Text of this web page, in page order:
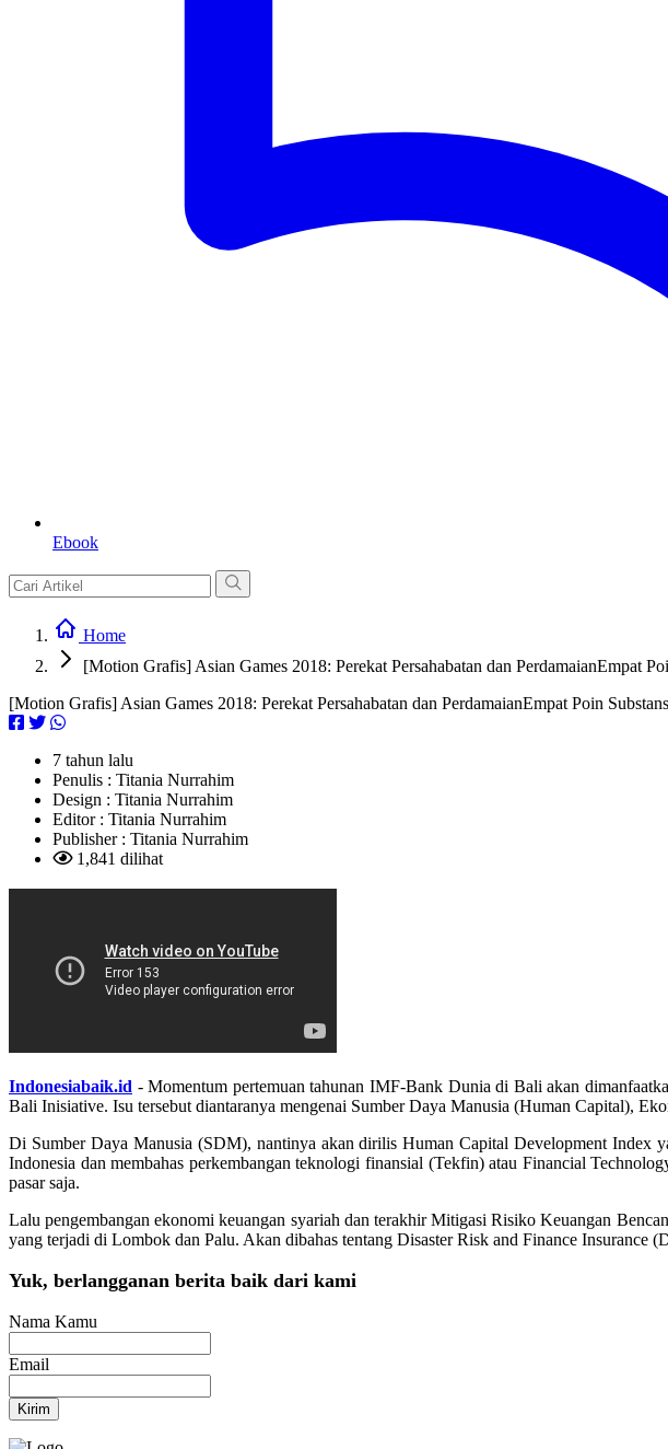
Ebook
Home
[Motion Grafis] Asian Games 2018: Perekat Persahabatan dan PerdamaianEmpat
[Motion Grafis] Asian Games 2018: Perekat Persahabatan dan PerdamaianEmpat Poin
7 tahun lalu
Penulis : Titania Nurrahim
Design : Titania Nurrahim
Editor : Titania Nurrahim
Publisher : Titania Nurrahim
1,841 dilihat
Indonesiabaik.id - Momentum pertemuan tahunan IMF-Bank Dunia di Bali akan
Bali Inisiative. Isu tersebut diantaranya mengenai Sumber Daya Manusia (Human Capital),
Di Sumber Daya Manusia (SDM), nantinya akan dirilis Human Capital Development Index
Indonesia dan membahas perkembangan teknologi finansial (Tekfin) atau Financial
pasar saja.
Lalu pengembangan ekonomi keuangan syariah dan terakhir Mitigasi Risiko Keuangan
yang terjadi di Lombok dan Palu. Akan dibahas tentang Disaster Risk and Finance Insurance
Yuk, berlangganan berita baik dari kami
Nama Kamu
Email
Kirim